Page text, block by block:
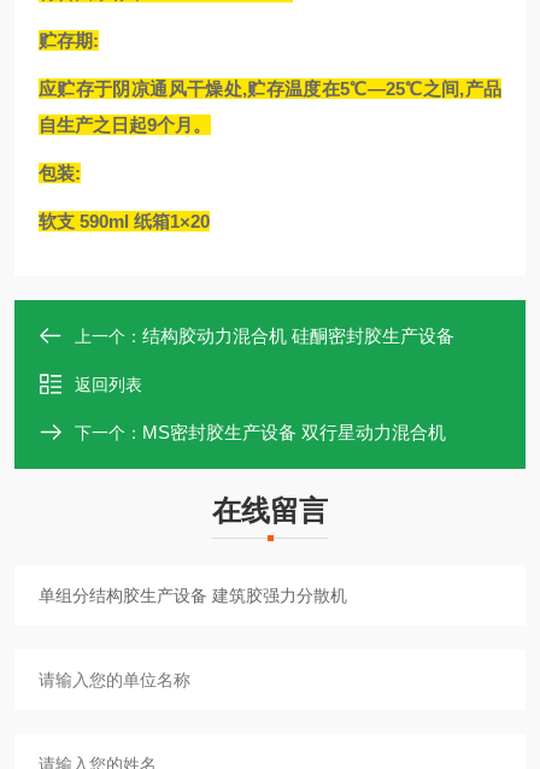
贮存期:
应贮存于阴凉通风干燥处,贮存温度在5℃—25℃之间,产品
自生产之日起9个月。
包装:
软支 590ml 纸箱1×20
上一个： 结构胶动力混合机 硅酮密封胶生产设备
返回列表
下一个： MS密封胶生产设备 双行星动力混合机
在线留言